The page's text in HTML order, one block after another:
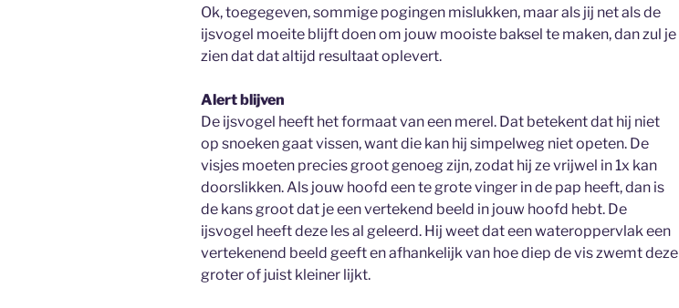
Ok, toegegeven, sommige pogingen mislukken, maar als jij net als de
ijsvogel moeite blijft doen om jouw mooiste baksel te maken, dan zul je
zien dat dat altijd resultaat oplevert.
Alert blijven
De ijsvogel heeft het formaat van een merel. Dat betekent dat hij niet
op snoeken gaat vissen, want die kan hij simpelweg niet opeten. De
visjes moeten precies groot genoeg zijn, zodat hij ze vrijwel in 1x kan
doorslikken. Als jouw hoofd een te grote vinger in de pap heeft, dan is
de kans groot dat je een vertekend beeld in jouw hoofd hebt. De
ijsvogel heeft deze les al geleerd. Hij weet dat een wateroppervlak een
vertekenend beeld geeft en afhankelijk van hoe diep de vis zwemt deze
groter of juist kleiner lijkt.